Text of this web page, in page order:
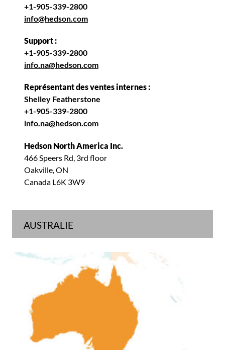
+1-905-339-2800
info@hedson.com
Support :
+1-905-339-2800
info.na@hedson.com
Représentant des ventes internes :
Shelley Featherstone
+1-905-339-2800
info.na@hedson.com
Hedson North America Inc.
466 Speers Rd, 3rd floor
Oakville, ON
Canada L6K 3W9
AUSTRALIE